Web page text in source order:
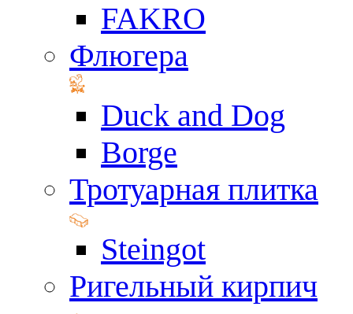
FAKRO
Флюгера
Duck and Dog
Borge
Тротуарная плитка
Steingot
Ригельный кирпич